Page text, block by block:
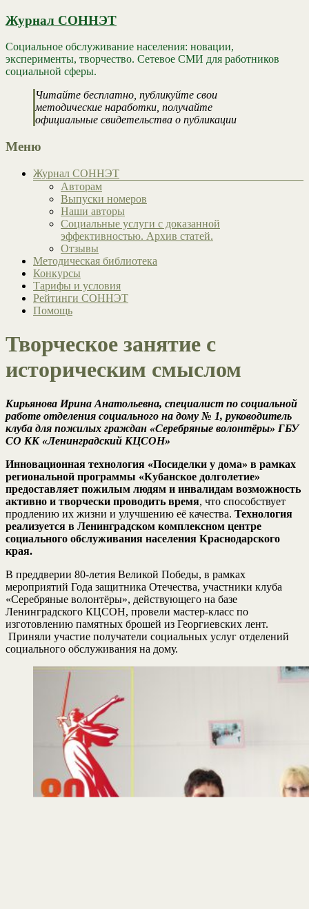
Журнал СОННЭТ
Социальное обслуживание населения: новации,
эксперименты, творчество. Сетевое СМИ для работников
социальной сферы.
Читайте бесплатно, публикуйте свои
методические наработки, получайте
официальные свидетельства о публикации
Меню
Журнал СОННЭТ
Авторам
Выпуски номеров
Наши авторы
Социальные услуги с доказанной
эффективностью. Архив статей.
Отзывы
Методическая библиотека
Конкурсы
Тарифы и условия
Рейтинги СОННЭТ
Помощь
Творческое занятие с
историческим смыслом
Кирьянова Ирина Анатольевна, специалист по социальной
работе отделения социального на дому № 1, руководитель
клуба для пожилых граждан «Серебряные волонтёры» ГБУ
СО КК «Ленинградский КЦСОН»
Инновационная технология «Посиделки у дома» в рамках
региональной программы «Кубанское долголетие»
предоставляет пожилым людям и инвалидам возможность
активно и творчески проводить время, что способствует
продлению их жизни и улучшению её качества. Технология
реализуется в Ленинградском комплексном центре
социального обслуживания населения Краснодарского
края.
В преддверии 80-летия Великой Победы, в рамках
мероприятий Года защитника Отечества, участники клуба
«Серебряные волонтёры», действующего на базе
Ленинградского КЦСОН, провели мастер-класс по
изготовлению памятных брошей из Георгиевских лент.
Приняли участие получатели социальных услуг отделений
социального обслуживания на дому.